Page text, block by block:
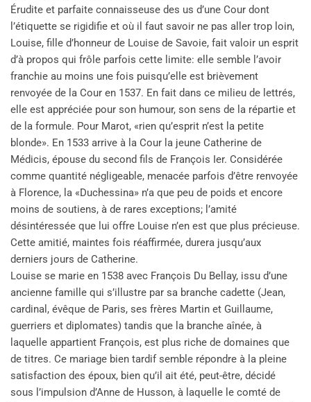
Érudite et parfaite connaisseuse des us d’une Cour dont
l’étiquette se rigidifie et où il faut savoir ne pas aller trop loin,
Louise, fille d’honneur de Louise de Savoie, fait valoir un esprit
d’à propos qui frôle parfois cette limite: elle semble l’avoir
franchie au moins une fois puisqu’elle est brièvement
renvoyée de la Cour en 1537. En fait dans ce milieu de lettrés,
elle est appréciée pour son humour, son sens de la répartie et
de la formule. Pour Marot, «rien qu’esprit n’est la petite
blonde». En 1533 arrive à la Cour la jeune Catherine de
Médicis, épouse du second fils de François Ier. Considérée
comme quantité négligeable, menacée parfois d’être renvoyée
à Florence, la «Duchessina» n’a que peu de poids et encore
moins de soutiens, à de rares exceptions; l’amité
désintéressée que lui offre Louise n’en est que plus précieuse.
Cette amitié, maintes fois réaffirmée, durera jusqu’aux
derniers jours de Catherine.
Louise se marie en 1538 avec François Du Bellay, issu d’une
ancienne famille qui s’illustre par sa branche cadette (Jean,
cardinal, évêque de Paris, ses frères Martin et Guillaume,
guerriers et diplomates) tandis que la branche aînée, à
laquelle appartient François, est plus riche de domaines que
de titres. Ce mariage bien tardif semble répondre à la pleine
satisfaction des époux, bien qu’il ait été, peut-être, décidé
sous l’impulsion d’Anne de Husson, à laquelle le comté de